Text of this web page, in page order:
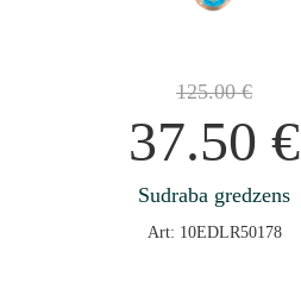
125.00€
37.50€
Sudraba gredzens
Art: 10EDLR50178